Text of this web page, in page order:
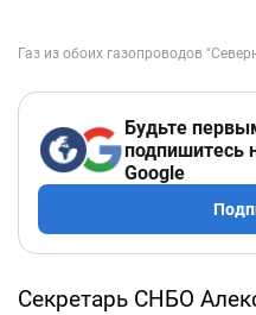
Будьте
подпишитесь
Google
Секретарь СНБО